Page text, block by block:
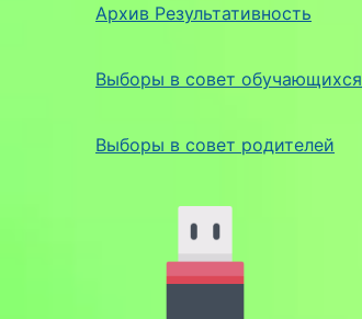
Архив Результативность
Выборы в совет обучающихся
Выборы в совет родителей